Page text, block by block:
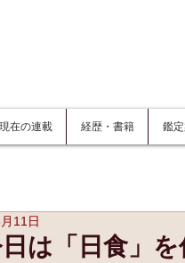
現在の連載 経歴・書籍 鑑
は「日食」を
11日